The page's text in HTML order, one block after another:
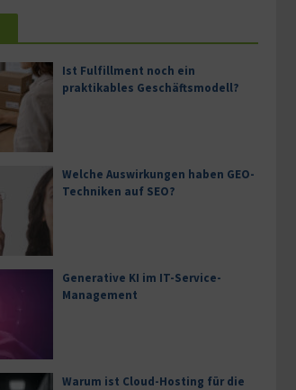
Ist Fulfillment noch ein
praktikables Geschäftsmodell?
Welche Auswirkungen haben GEO-
Techniken auf SEO?
Generative KI im IT-Service-
Management
Warum ist Cloud-Hosting für die